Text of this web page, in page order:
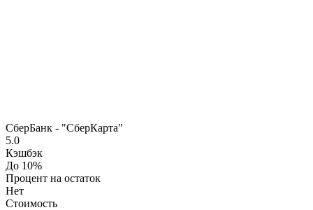
СберБанк - "СберКарта"
5.0
Кэшбэк
До 10%
Процент на остаток
Нет
Стоимость